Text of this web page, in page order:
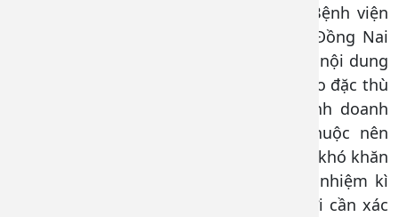
– Phó Bí thư Đảng ủy, Phó Giám đốc Bệnh viện
thay mặt Đảng ủy Bệnh viện Đa khoa Đồng Nai
chúc mừng Chi bộ đã thực hiện tốt các nội dung
Nghị quyết nhiệm kỳ 2023-2025 đề ra. Do đặc thù
của Chi bộ 9 hoạt động trong mô hình doanh
nghiệp chỉ có 02 khoa/phòng trực thuộc nên
công tác phát triển đảng viên gặp nhiều khó khăn
và đó cũng là chỉ tiêu chưa đạt trong nhiệm kì
qua. Vì vậy, Chi ủy Chi bộ nhiệm kỳ mới cần xác